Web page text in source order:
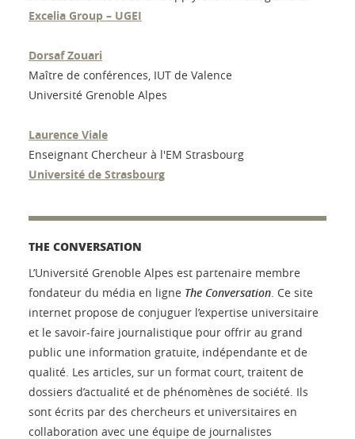
Excelia Group – UGEI
Dorsaf Zouari
Maître de conférences, IUT de Valence
Université Grenoble Alpes
Laurence Viale
Enseignant Chercheur à l'EM Strasbourg
Université de Strasbourg
THE CONVERSATION
L’Université Grenoble Alpes est partenaire membre
fondateur du média en ligne The Conversation. Ce site
internet propose de conjuguer l’expertise universitaire
et le savoir-faire journalistique pour offrir au grand
public une information gratuite, indépendante et de
qualité. Les articles, sur un format court, traitent de
dossiers d’actualité et de phénomènes de société. Ils
sont écrits par des chercheurs et universitaires en
collaboration avec une équipe de journalistes